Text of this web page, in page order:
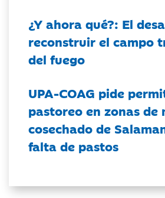
¿Y ahora qué?: El
reconstruir el campo
del fuego
UPA-COAG pide
pastoreo en zonas de
cosechado de
falta de pastos